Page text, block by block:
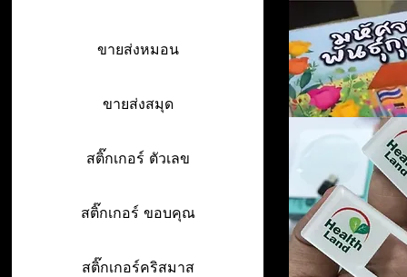
ขายส่งหมอน
ขายส่งสมุด
สติ๊กเกอร์ ตัวเลข
สติ๊กเกอร์ ขอบคุณ
สติ๊กเกอร์คริสมาส